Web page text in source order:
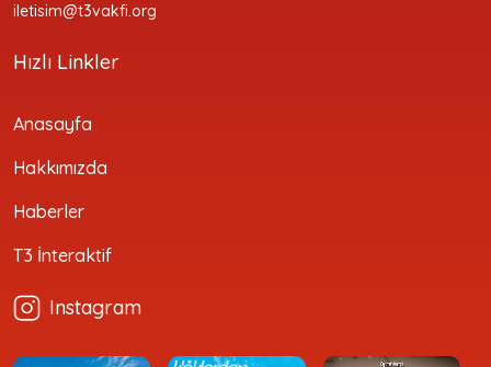
iletisim@t3vakfi.org
Hızlı Linkler
Anasayfa
Hakkımızda
Haberler
T3 İnteraktif
Instagram